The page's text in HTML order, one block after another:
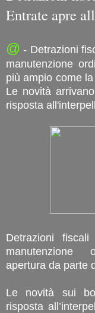
Entrate apre
@ - Detrazioni
manutenzione
più ampio come
Le novità
risposta
Detrazioni
manutenzione
apertura da parte
Le novità sui
risposta